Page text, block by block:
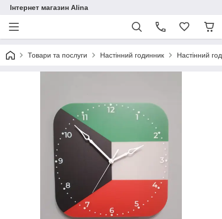
Інтернет магазин Alina
Товари та послуги Настінний годинник Настінний